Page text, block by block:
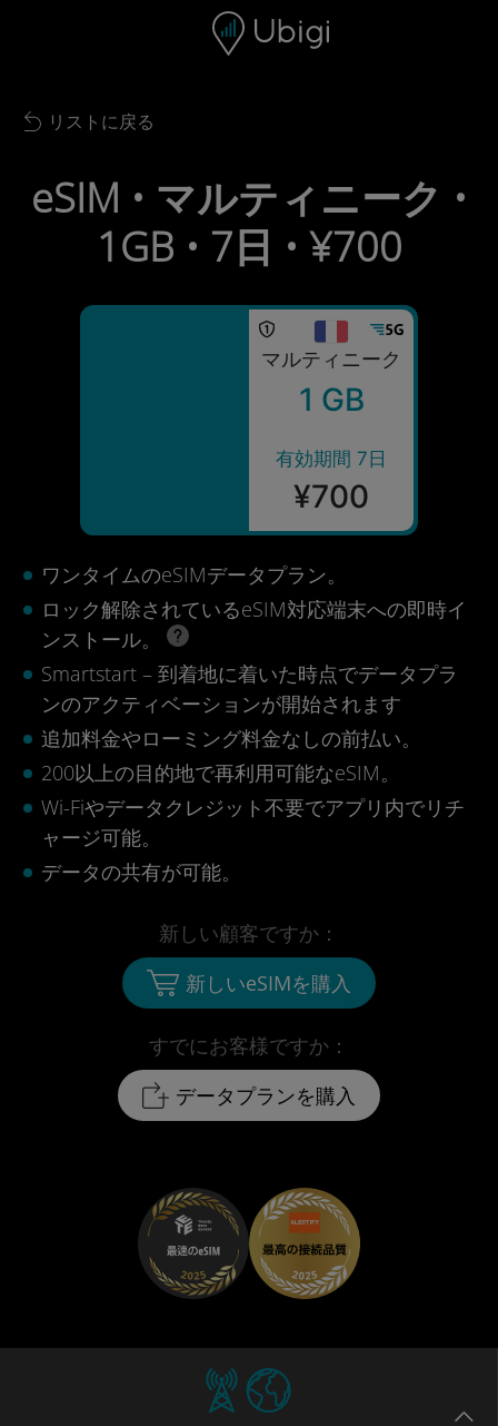
ナビゲーションバー フッター
Back to list
リストに戻る
eSIM • マルティニーク •
1GB • 7日 • ¥700
マルティニーク
1 GB
有効期間 7日
¥700
ワンタイムのeSIMデータプラン。
ロック解除されているeSIM対応端末への即時イ
ンストール。
Smartstart – 到着地に着いた時点でデータプラ
ンのアクティベーションが開始されます
追加料金やローミング料金なしの前払い。
200以上の目的地で再利用可能なeSIM。
Wi-Fiやデータクレジット不要でアプリ内でリチ
ャージ可能。
データの共有が可能。
すでにお客様ですか：
データプランを購入
新しい顧客ですか：
新しいeSIMを購入